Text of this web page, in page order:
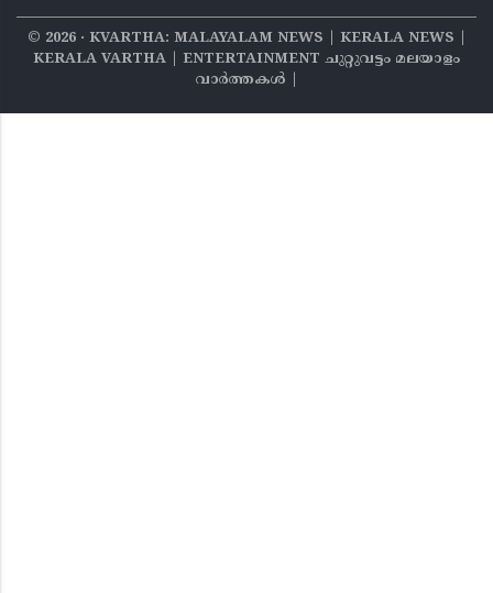
© 2026‧ KVARTHA: MALAYALAM NEWS | KERALA NEWS |
KERALA VARTHA | ENTERTAINMENT ചുറ്റുവട്ടം മലയാളം
വാര്‍ത്തകൾ |